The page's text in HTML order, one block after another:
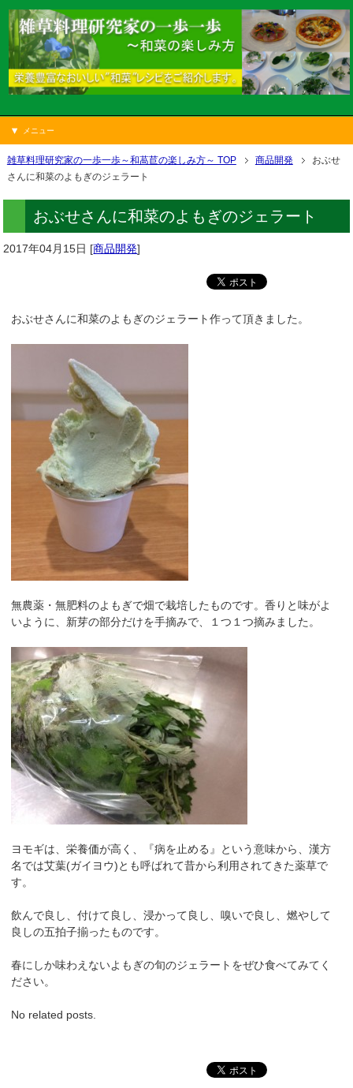
メニュー
雑草料理研究家の一歩一歩～和萵苣の楽しみ方～ TOP 商品開発
おぶせ
さんに和菜のよもぎのジェラート
おぶせさんに和菜のよもぎのジェラート
2017年04月15日 [商品開発]
おぶせさんに和菜のよもぎのジェラート作って頂きました。
無農薬・無肥料のよもぎで畑で栽培したものです。香りと味がよ
いように、新芽の部分だけを手摘みで、１つ１つ摘みました。
ヨモギは、栄養価が高く、『病を止める』という意味から、漢方
名では艾葉(ガイヨウ)とも呼ばれて昔から利用されてきた薬草で
す。
飲んで良し、付けて良し、浸かって良し、嗅いで良し、燃やして
良しの五拍子揃ったものです。
春にしか味わえないよもぎの旬のジェラートをぜひ食べてみてく
ださい。
No related posts.